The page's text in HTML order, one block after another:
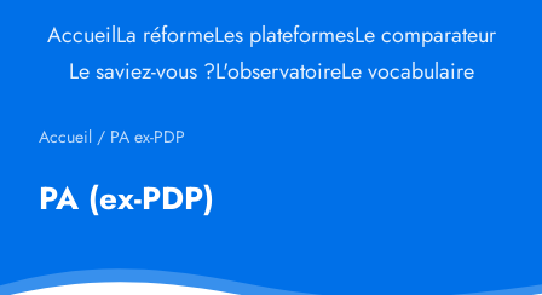
AccueilLa réformeLes plateformesLe comparateur
Le saviez-vous ?L'observatoireLe vocabulaire
Accueil / PA ex-PDP
PA (ex-PDP)